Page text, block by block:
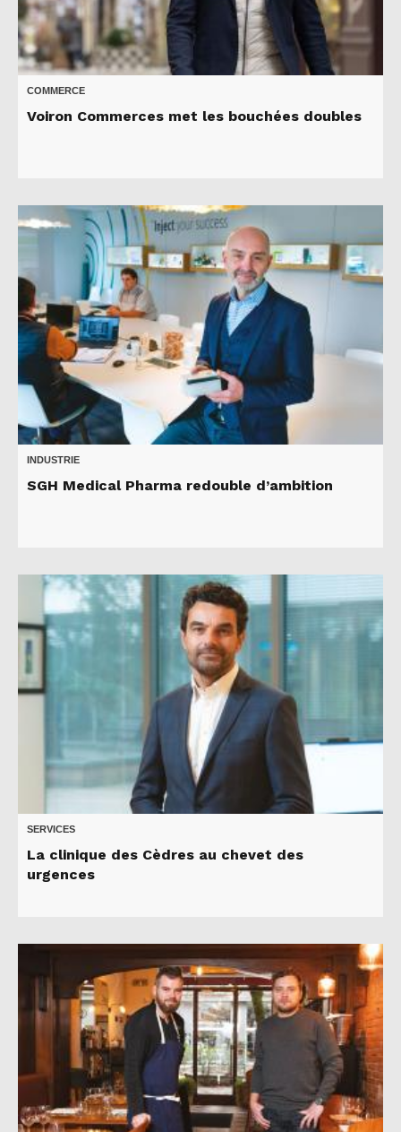
COMMERCE
Voiron Commerces met les bouchées doubles
INDUSTRIE
SGH Medical Pharma redouble d’ambition
SERVICES
La clinique des Cèdres au chevet des
urgences